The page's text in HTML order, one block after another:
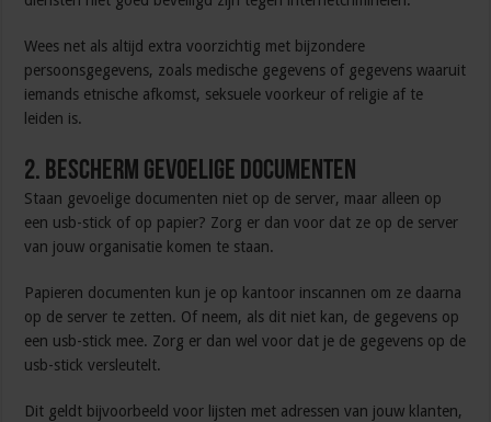
Wees net als altijd extra voorzichtig met bijzondere
persoonsgegevens, zoals medische gegevens of gegevens waaruit
iemands etnische afkomst, seksuele voorkeur of religie af te
leiden is.
2. Bescherm gevoelige documenten
Staan gevoelige documenten niet op de server, maar alleen op
een usb-stick of op papier? Zorg er dan voor dat ze op de server
van jouw organisatie komen te staan.
Papieren documenten kun je op kantoor inscannen om ze daarna
op de server te zetten. Of neem, als dit niet kan, de gegevens op
een usb-stick mee. Zorg er dan wel voor dat je de gegevens op de
usb-stick versleutelt.
Dit geldt bijvoorbeeld voor lijsten met adressen van jouw klanten,